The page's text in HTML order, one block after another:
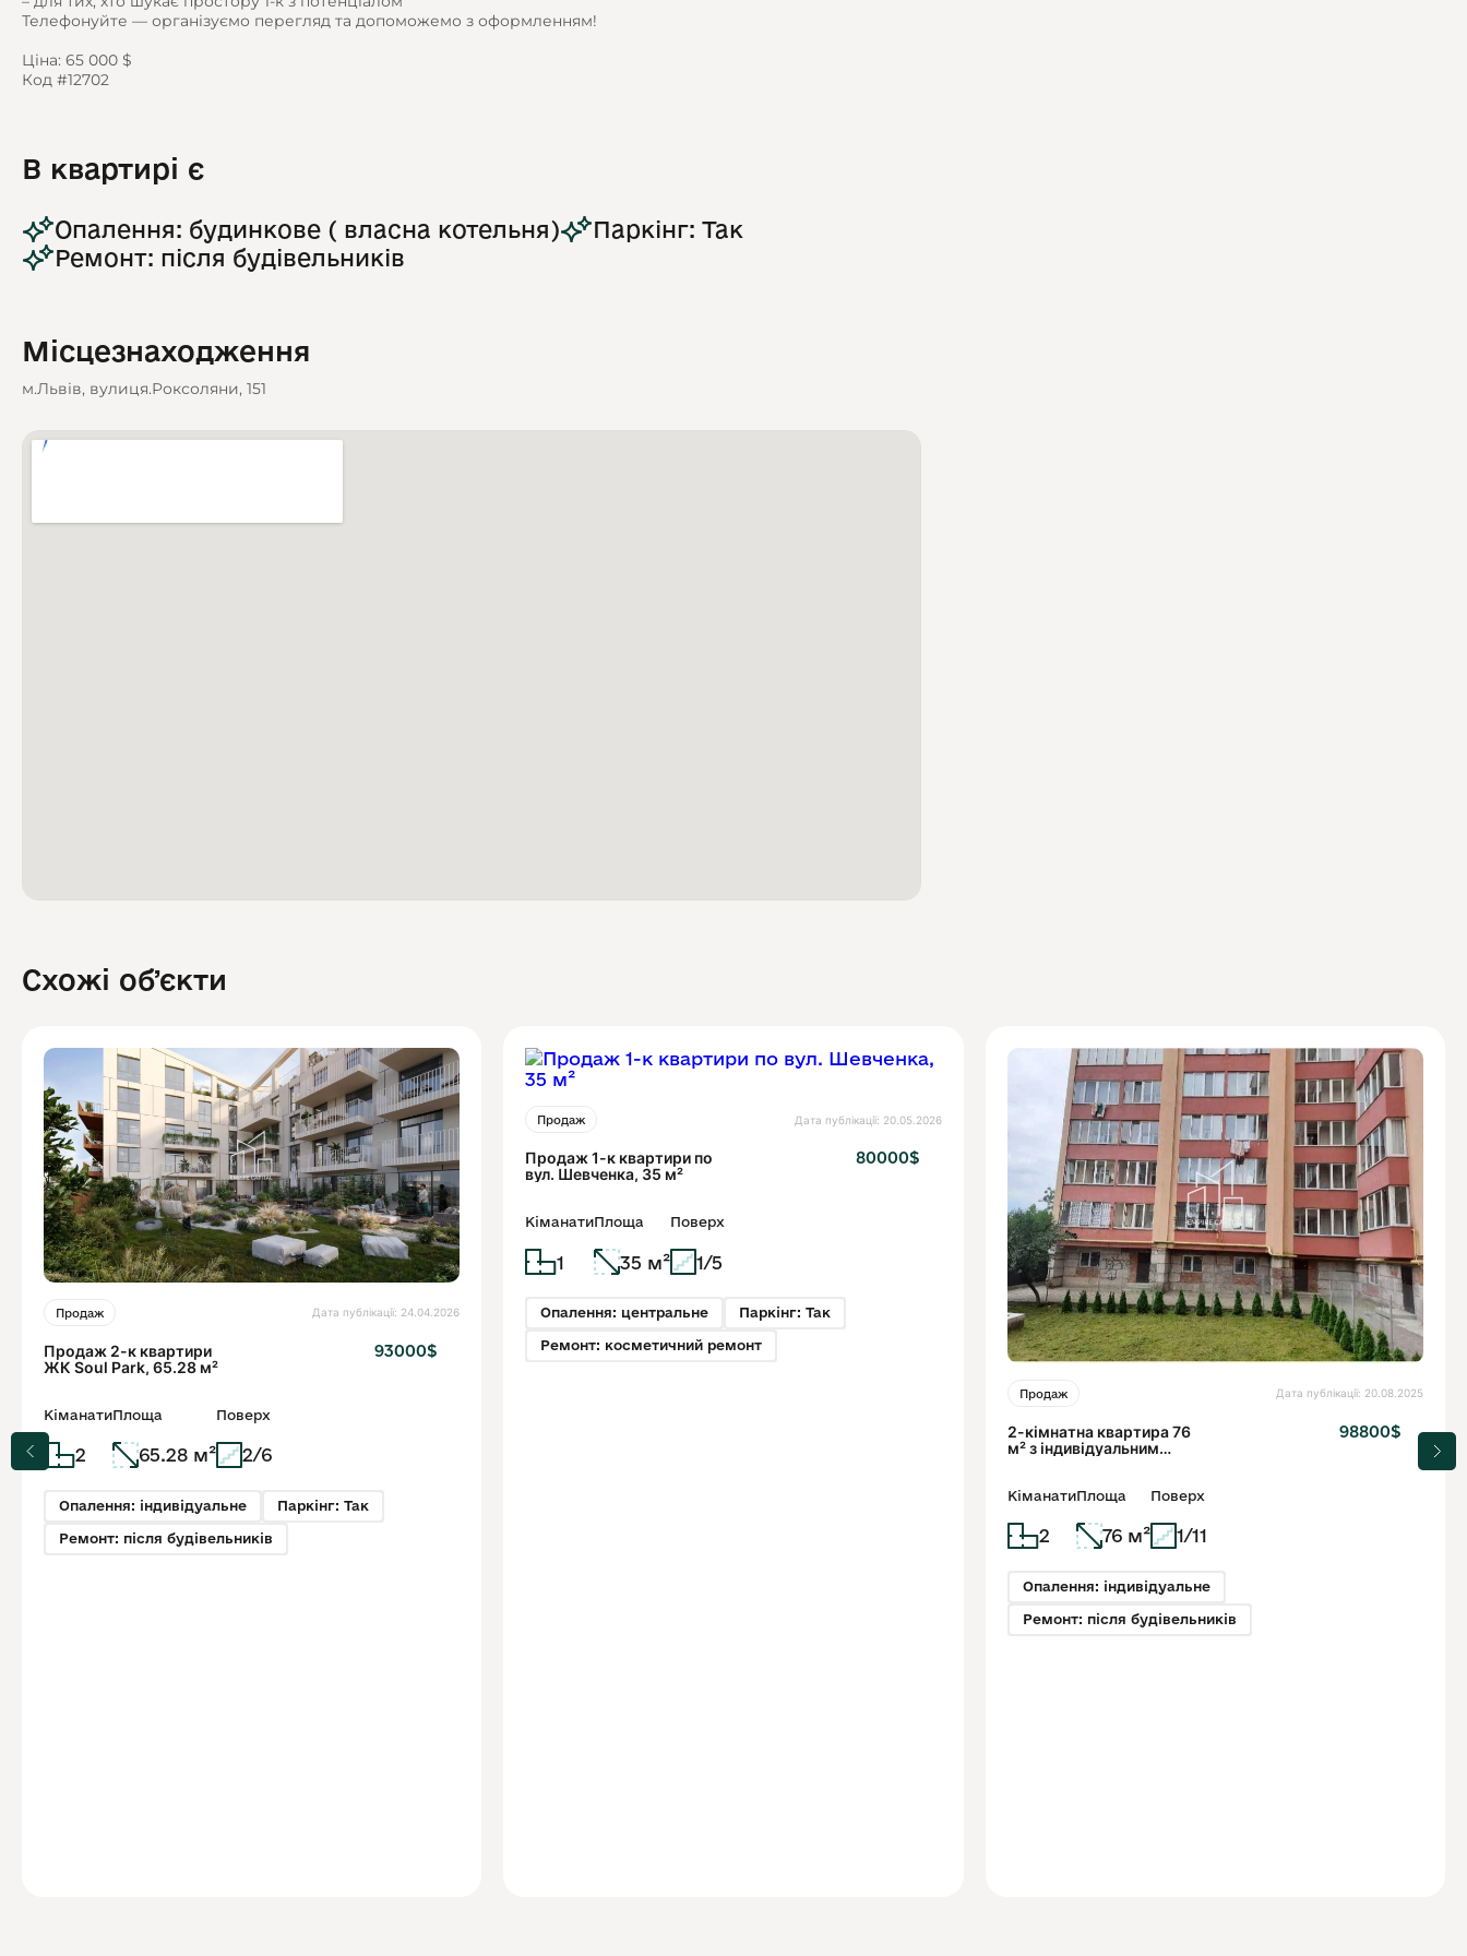
Телефонуйте — організуємо перегляд та допоможемо з оформленням!
Ціна: 65 000 $
Код #12702
В квартирі є
Опалення: будинкове ( власна котельня)
Паркінг: Так
Ремонт: після будівельників
Місцезнаходження
м.Львів, вулиця.Роксоляни, 151
Схожі обʼєкти
Продаж Дата публікації: 24.04.2026
Продаж 2-к квартири
ЖК Soul Park, 65.28 м²
93000$
Кіманати
2
Площа
65.28 м²
Поверх
2/6
Опалення: індивідуальне Паркінг: Так
Ремонт: після будівельників
Продаж Дата публікації: 20.05.2026
Продаж 1-к квартири по
вул. Шевченка, 35 м²
80000$
Кіманати
1
Площа
35 м²
Поверх
1/5
Опалення: центральне Паркінг: Так
Ремонт: косметичний ремонт
Продаж Дата публікації: 20.08.2025
2-кімнатна квартира 76
м² з індивідуальним
98800$
Кіманати
2
Площа
76 м²
Поверх
1/11
Опалення: індивідуальне
Ремонт: після будівельників